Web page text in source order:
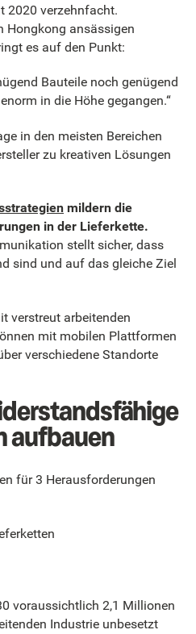
2020 verzehnfacht.
Hongkong ansässigen
es auf den Punkt:
Bauteile noch genügend
in die Höhe gegangen.“
in den meisten Bereichen
zu kreativen Lösungen
mildern die
in der Lieferkette.
stellt sicher, dass
sind und auf das gleiche Ziel
verstreut arbeitenden
mit mobilen Plattformen
verschiedene Standorte
aufbauen
für 3 Herausforderungen
voraussichtlich 2,1 Millionen
Industrie unbesetzt